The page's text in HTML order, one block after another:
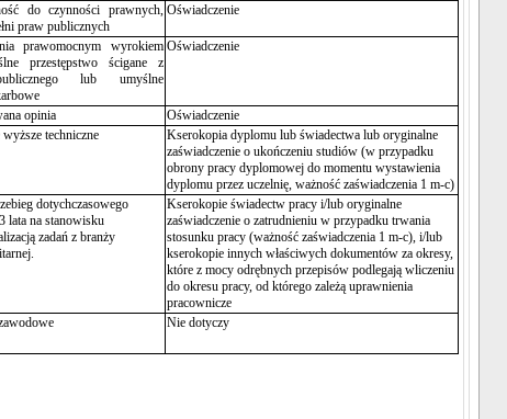
do czynności prawnych,
praw publicznych
Oświadczenie
prawomocnym wyrokiem
przestępstwo ścigane z
lub umyślne
Oświadczenie
opinia
Oświadczenie
wyższe techniczne
Kserokopia dyplomu lub świadectwa lub oryginalne
zaświadczenie o ukończeniu studiów (w przypadku
obrony pracy dyplomowej do momentu wystawienia
dyplomu przez uczelnię, ważność zaświadczenia 1 m-c)
dotychczasowego
lata na stanowisku
zadań z branży
Kserokopie świadectw pracy i/lub oryginalne
zaświadczenie o zatrudnieniu w przypadku trwania
stosunku pracy (ważność zaświadczenia 1 m-c), i/lub
kserokopie innych właściwych dokumentów za okresy,
które z mocy odrębnych przepisów podlegają wliczeniu
do okresu pracy, od którego zależą uprawnienia
pracownicze
Nie dotyczy